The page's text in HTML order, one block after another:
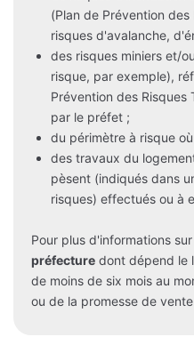
(Plan de Prévention
risques d'avalanche,
des risques miniers et/
risque, par exemple),
Prévention des
par le préfet ;
du périmètre à risque
des travaux du
pèsent (indiqués dans
risques) effectués ou à
Pour plus d'informations
préfecture dont dépend le
de moins de six mois au
ou de la promesse de